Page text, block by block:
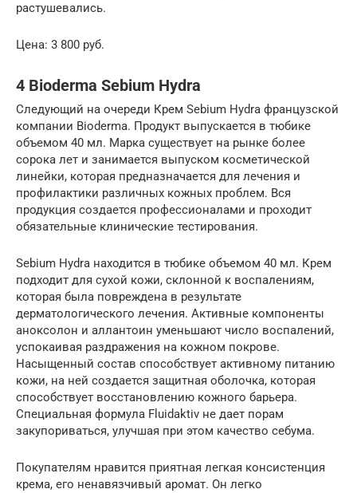
растушевались.
Цена: 3 800 руб.
4 Bioderma Sebium Hydra
Следующий на очереди Крем Sebium Hydra французской
компании Bioderma. Продукт выпускается в тюбике
объемом 40 мл. Марка существует на рынке более
сорока лет и занимается выпуском косметической
линейки, которая предназначается для лечения и
профилактики различных кожных проблем. Вся
продукция создается профессионалами и проходит
обязательные клинические тестирования.
Sebium Hydra находится в тюбике объемом 40 мл. Крем
подходит для сухой кожи, склонной к воспалениям,
которая была повреждена в результате
дерматологического лечения. Активные компоненты
аноксолон и аллантоин уменьшают число воспалений,
успокаивая раздражения на кожном покрове.
Насыщенный состав способствует активному питанию
кожи, на ней создается защитная оболочка, которая
способствует восстановлению кожного барьера.
Специальная формула Fluidaktiv не дает порам
закупориваться, улучшая при этом качество себума.
Покупателям нравится приятная легкая консистенция
крема, его ненавязчивый аромат. Он легко